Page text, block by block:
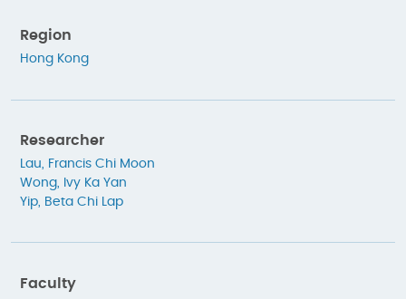
Region
Hong Kong
Researcher
Lau, Francis Chi Moon
Wong, Ivy Ka Yan
Yip, Beta Chi Lap
Faculty